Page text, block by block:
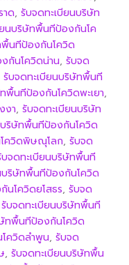
าด, รับจดทะเบียนบริษัท
นบริษัทพื้นทีป้องกันโค
พื้นทีป้องกันโควิด
กันโควิดน่าน, รับจด
รับจดทะเบียนบริษัทพื้นที
พื้นทีป้องกันโควิดพะเยา,
งา, รับจดทะเบียนบริษัท
บริษัทพื้นทีป้องกันโควิด
ควิดพิษณุโลก, รับจด
บจดทะเบียนบริษัทพื้นที
บริษัทพื้นทีป้องกันโควิด
นโควิดยโสธร, รับจด
รับจดทะเบียนบริษัทพื้นที
ทพื้นทีป้องกันโควิด
ควิดลำพูน, รับจด
, รับจดทะเบียนบริษัทพื้น